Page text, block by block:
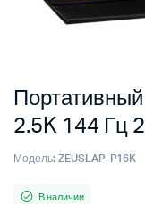
2.5K 144 Гц
Модель: ZEUSLAP-P16K
В наличии